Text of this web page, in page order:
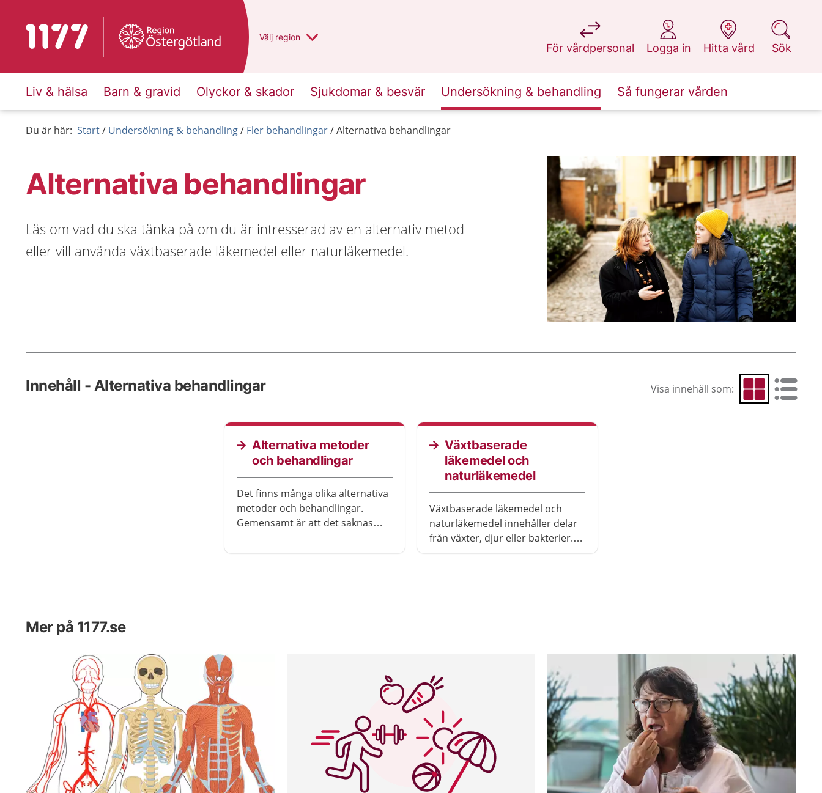
Till startsidan för 1177 Du har valt region
Välj en annan
region
För vårdpersonal
på 1177.se
Logga in
på 1177.se
Hitta vård
på 1177.se
Sök
på 1177.se
Liv & hälsa Barn & gravid Olyckor & skador Sjukdomar & besvär Undersökning & behandling Så fungerar vården
Du är här: Start Undersökning & behandling Fler behandlingar Alternativa behandlingar
Alternativa behandlingar
Läs om vad du ska tänka på om du är intresserad av en alternativ metod
eller vill använda växtbaserade läkemedel eller naturläkemedel.
Innehåll - Alternativa behandlingar Visa innehåll som: Visa som rutnät
Visa som
Alternativa metoder
och behandlingar
Det finns många olika alternativa
metoder och behandlingar.
Gemensamt är att det saknas
och sjukvården först om du är
Växtbaserade
läkemedel och
naturläkemedel
Växtbaserade läkemedel och
naturläkemedel innehåller delar
från växter, djur eller bakterier.
läkemedel om du tar dem
Mer på 1177.se